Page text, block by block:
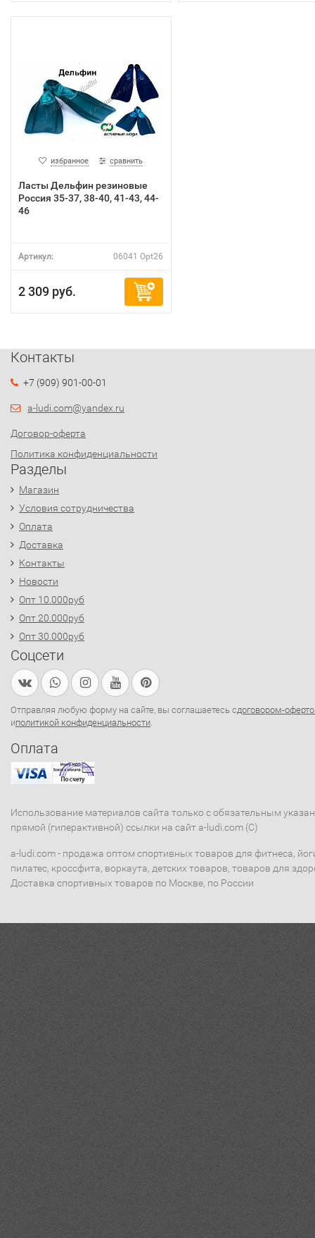
избранное сравнить
Ласты Дельфин резиновые
Россия 35-37, 38-40, 41-43, 44-
46
Артикул: 06041 Opt26
2 309 руб.
Контакты
+7 (909) 901-00-01
a-ludi.com@yandex.ru
Договор-оферта
Политика конфиденциальности
Разделы
Магазин
Условия сотрудничества
Оплата
Доставка
Контакты
Новости
Опт 10.000руб
Опт 20.000руб
Опт 30.000руб
Соцсети
Отправляя любую форму на сайте, вы соглашаетесь сдоговором-
иполитикой конфиденциальности.
Оплата
Использование материалов сайта только с обязательным
прямой (гиперактивной) ссылки на сайт a-ludi.com (C)
a-ludi.com - продажа оптом спортивных товаров для фитнеса,
пилатес, кроссфита, воркаута, детских товаров, товаров для
Доставка спортивных товаров по Москве, по России